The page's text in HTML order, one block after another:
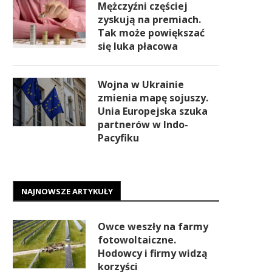
Mężczyźni częściej
zyskują na premiach.
Tak może powiększać
się luka płacowa
Wojna w Ukrainie
zmienia mapę sojuszy.
Unia Europejska szuka
partnerów w Indo-
Pacyfiku
NAJNOWSZE ARTYKUŁY
Owce weszły na farmy
fotowoltaiczne.
Hodowcy i firmy widzą
korzyści